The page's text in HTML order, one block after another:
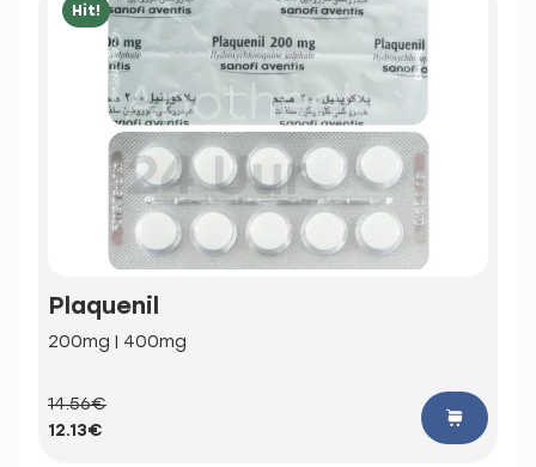
Hit!
Plaquenil
200mg | 400mg
14.56€
12.13€